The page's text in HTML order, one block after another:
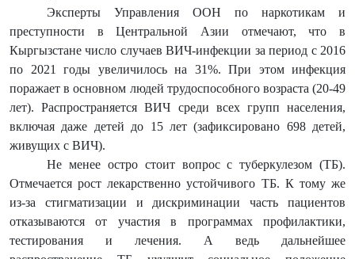
Эксперты Управления ООН по наркотикам и
преступности в Центральной Азии отмечают, что в
Кыргызстане число случаев ВИЧ-инфекции за период с 2016
по 2021 годы увеличилось на 31%. При этом инфекция
поражает в основном людей трудоспособного возраста (20-49
лет). Распространяется ВИЧ среди всех групп населения,
включая даже детей до 15 лет (зафиксировано 698 детей,
живущих с ВИЧ).
Не менее остро стоит вопрос с туберкулезом (ТБ).
Отмечается рост лекарственно устойчивого ТБ. К тому же
из-за стигматизации и дискриминации часть пациентов
отказываются от участия в программах профилактики,
тестирования и лечения. А ведь дальнейшее